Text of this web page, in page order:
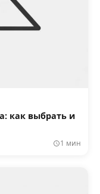
как выбрать и
1 мин